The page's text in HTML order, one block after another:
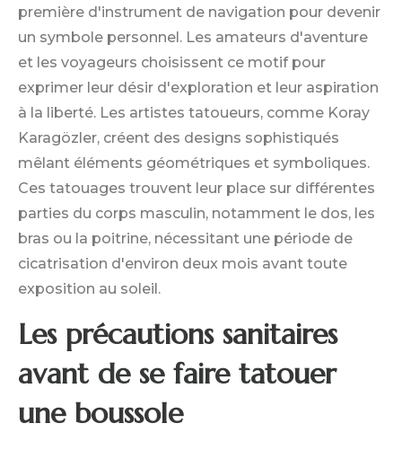
première d'instrument de navigation pour devenir
un symbole personnel. Les amateurs d'aventure
et les voyageurs choisissent ce motif pour
exprimer leur désir d'exploration et leur aspiration
à la liberté. Les artistes tatoueurs, comme Koray
Karagözler, créent des designs sophistiqués
mêlant éléments géométriques et symboliques.
Ces tatouages trouvent leur place sur différentes
parties du corps masculin, notamment le dos, les
bras ou la poitrine, nécessitant une période de
cicatrisation d'environ deux mois avant toute
exposition au soleil.
Les précautions sanitaires
avant de se faire tatouer
une boussole